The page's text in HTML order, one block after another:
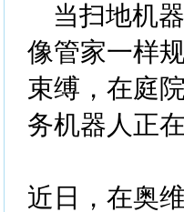
当扫地机
像管家一样
束缚，在庭
务机器人正
近日，在奥